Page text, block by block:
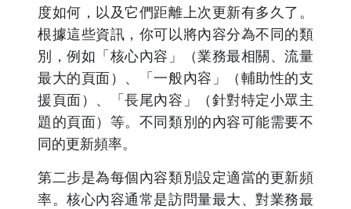
度如何，以及它們距離上次更新有多久了。
根據這些資訊，你可以將內容分為不同的類
別，例如「核心內容」（業務最相關、流量
最大的頁面）、「一般內容」（輔助性的支
援頁面）、「長尾內容」（針對特定小眾主
題的頁面）等。不同類別的內容可能需要不
同的更新頻率。
第二步是為每個內容類別設定適當的更新頻
率。核心內容通常是訪問量最大、對業務最